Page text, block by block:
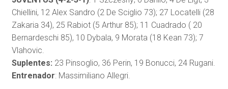
Chiellini, 12 Alex Sandro (2 De Sciglio 73); 27 Locatelli (28
Zakaria 34), 25 Rabiot (5 Arthur 85); 11 Cuadrado ( 20
Bernardeschi 85), 10 Dybala, 9 Morata (18 Kean 73); 7
Vlahovic.
Suplentes: 23 Pinsoglio, 36 Perin, 19 Bonucci, 24 Rugani.
Entrenador: Massimiliano Allegri.